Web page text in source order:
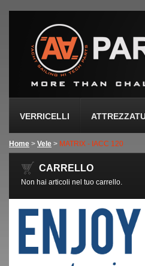
VERRICELLI
Home > Vele > MATRIX - IACC 120
CARRELLO
Non hai articoli nel tuo carrello.